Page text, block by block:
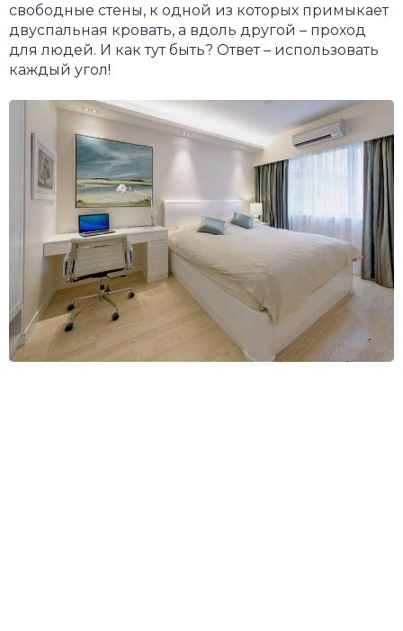
свободные стены, к одной из которых примыкает
двуспальная кровать, а вдоль другой – проход
для людей. И как тут быть? Ответ – использовать
каждый угол!